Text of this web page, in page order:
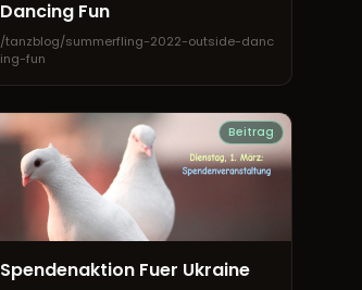
Dancing Fun
/tanzblog/summerfling-2022-outside-danc
ing-fun
Beitrag
Spendenaktion Fuer Ukraine